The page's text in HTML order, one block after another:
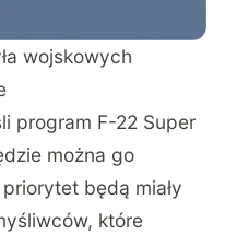
wojskowych
program F-22 Super
można go
będą miały
które